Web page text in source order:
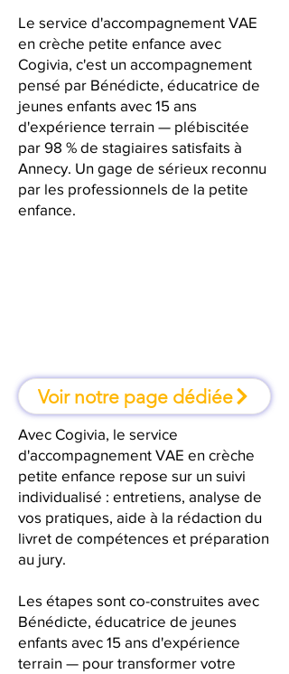
Le service d'accompagnement VAE
en crèche petite enfance avec
Cogivia, c'est un accompagnement
pensé par Bénédicte, éducatrice de
jeunes enfants avec 15 ans
d'expérience terrain — plébiscitée
par 98 % de stagiaires satisfaits à
Annecy. Un gage de sérieux reconnu
par les professionnels de la petite
enfance.
Voir notre page dédiée
Avec Cogivia, le service
d'accompagnement VAE en crèche
petite enfance repose sur un suivi
individualisé : entretiens, analyse de
vos pratiques, aide à la rédaction du
livret de compétences et préparation
au jury.
Les étapes sont co-construites avec
Bénédicte, éducatrice de jeunes
enfants avec 15 ans d'expérience
terrain — pour transformer votre